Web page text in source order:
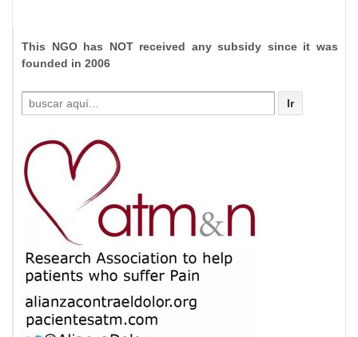
This NGO has NOT received any subsidy since it was
founded in 2006
Buscar
por: